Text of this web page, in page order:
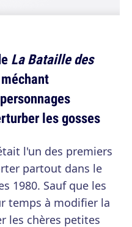
La Bataille des
les gosses
l'un des premiers
partout dans le
1980. Sauf que les
temps à modifier la
les chères petites